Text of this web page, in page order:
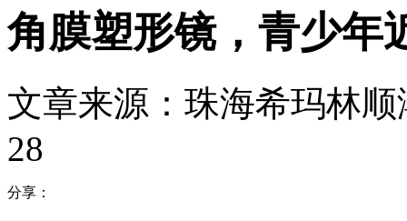
角膜塑形镜，青少年
文章来源：珠海希玛林
28
分享：